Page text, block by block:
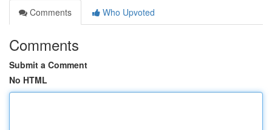
Comments
Who Upvoted
Comments
Submit a Comment
No HTML